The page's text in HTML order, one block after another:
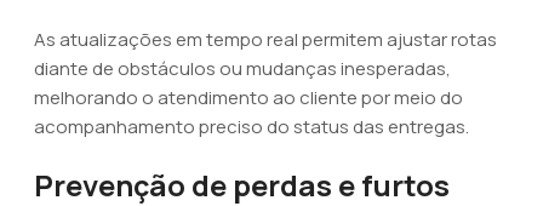
As atualizações em tempo real permitem ajustar rotas
diante de obstáculos ou mudanças inesperadas,
melhorando o atendimento ao cliente por meio do
acompanhamento preciso do status das entregas.
Prevenção de perdas e furtos